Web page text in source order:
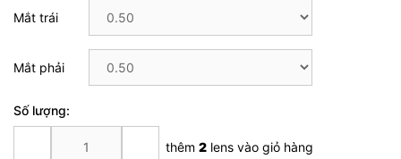
Mắt trái
Mắt phải
Số lượng:
thêm 2lens vào giỏ hàng